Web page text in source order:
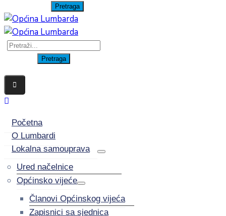
Početna
O Lumbardi
Lokalna samouprava
Ured načelnice
Općinsko vijeće
Članovi Općinskog vijeća
Zapisnici sa sjednica